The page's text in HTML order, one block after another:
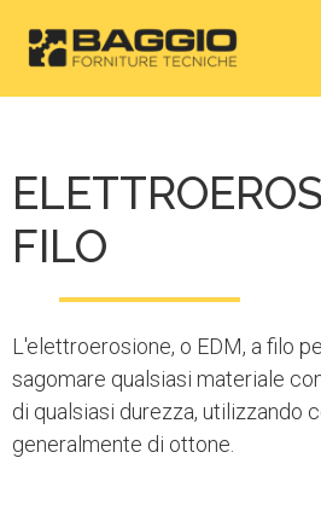
FILO
L'elettroerosione, o EDM, a filo
sagomare qualsiasi materiale
di qualsiasi durezza, utilizzando
generalmente di ottone.